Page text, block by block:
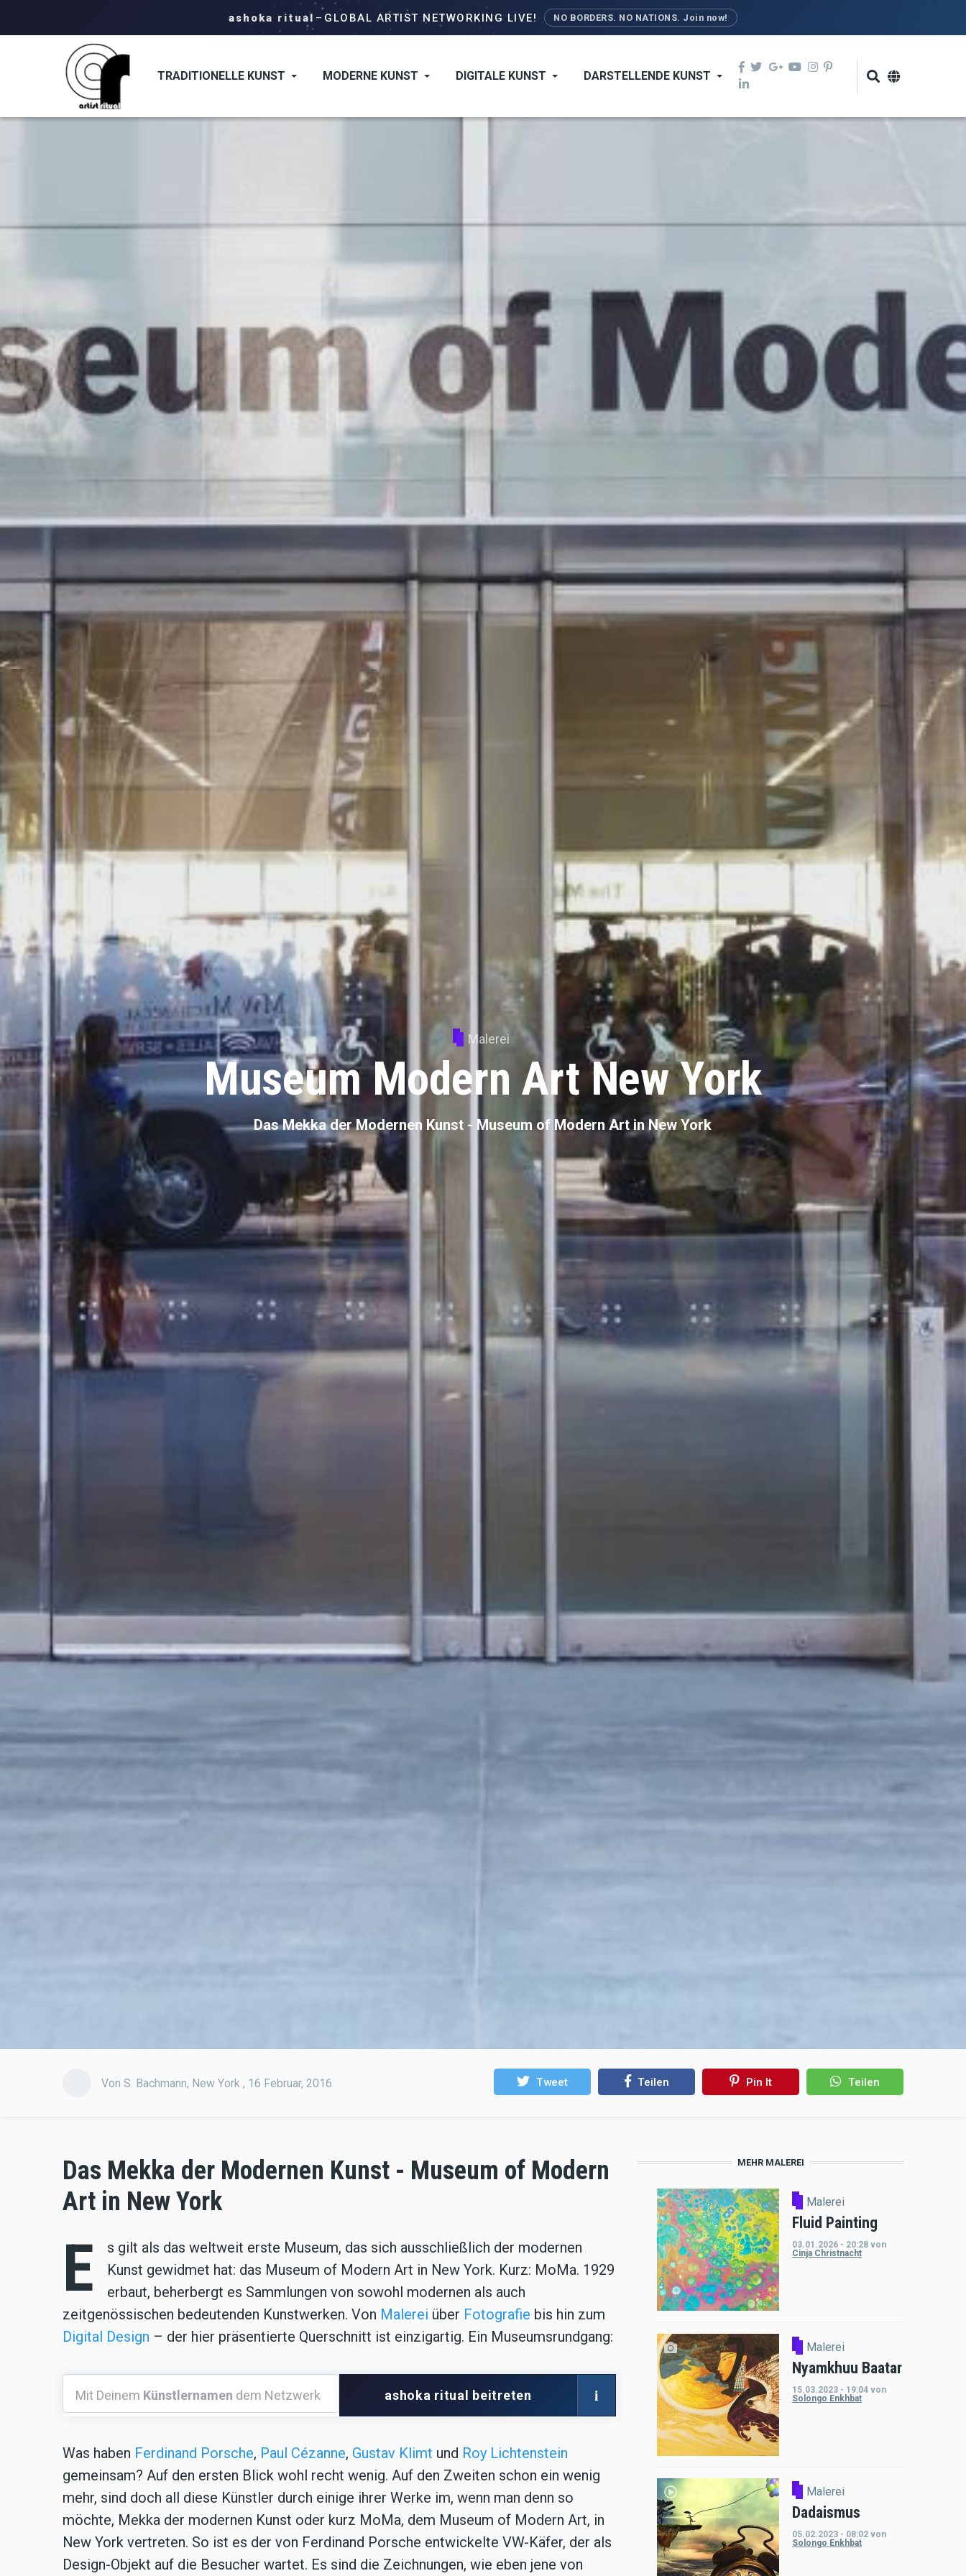
ashoka ritual – GLOBAL ARTIST NETWORKING LIVE! NO BORDERS. NO NATIONS. Join now!
TRADITIONELLE KUNST MODERNE KUNST DIGITALE KUNST DARSTELLENDE KUNST
Malerei
Museum Modern Art New York
Das Mekka der Modernen Kunst - Museum of Modern Art in New York
Von S. Bachmann, New York , 16 Februar, 2016 Tweet Teilen Pin It Teilen
Das Mekka der Modernen Kunst - Museum of Modern
Art in New York
E
s gilt als das weltweit erste Museum, das sich ausschließlich der modernen
Kunst gewidmet hat: das Museum of Modern Art in New York. Kurz: MoMa. 1929
erbaut, beherbergt es Sammlungen von sowohl modernen als auch
zeitgenössischen bedeutenden Kunstwerken. Von Malerei über Fotografie bis hin zum
Digital Design – der hier präsentierte Querschnitt ist einzigartig. Ein Museumsrundgang:
Deinem
Netzwerk
Mit Deinem Künstlernamen dem Netzwerk ashoka ritual beitreten i
Was haben Ferdinand Porsche, Paul Cézanne, Gustav Klimt und Roy Lichtenstein
gemeinsam? Auf den ersten Blick wohl recht wenig. Auf den Zweiten schon ein wenig
mehr, sind doch all diese Künstler durch einige ihrer Werke im, wenn man denn so
möchte, Mekka der modernen Kunst oder kurz MoMa, dem Museum of Modern Art, in
New York vertreten. So ist es der von Ferdinand Porsche entwickelte VW-Käfer, der als
Design-Objekt auf die Besucher wartet. Es sind die Zeichnungen, wie eben jene von
MEHR MALEREI
Malerei
Fluid Painting
03.01.2026 - 20:28 von
Cinja Christnacht
Malerei
Nyamkhuu Baatar
15.03.2023 - 19:04 von
Solongo Enkhbat
Malerei
Dadaismus
05.02.2023 - 08:02 von
Solongo Enkhbat